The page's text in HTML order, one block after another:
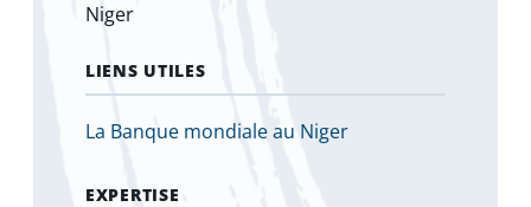
Niger
LIENS UTILES
La Banque mondiale au Niger
EXPERTISE